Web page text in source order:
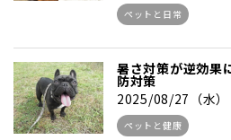
ペットと日常
暑さ対策が逆効果
防対策
2025/08/27（水）
ペットと健康